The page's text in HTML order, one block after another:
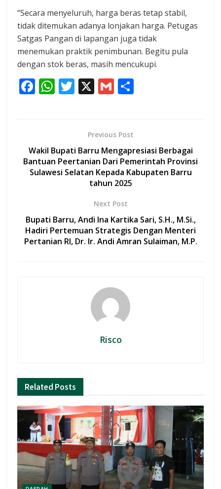
“Secara menyeluruh, harga beras tetap stabil,
tidak ditemukan adanya lonjakan harga. Petugas
Satgas Pangan di lapangan juga tidak
menemukan praktik penimbunan. Begitu pula
dengan stok beras, masih mencukupi.
F
o
o
k
W
A
p
p
T
er
X G
l
Previous Post
Wakil Bupati Barru Mengapresiasi Berbagai
Bantuan Peertanian Dari Pemerintah Provinsi
Sulawesi Selatan Kepada Kabupaten Barru
tahun 2025
Next Post
Bupati Barru, Andi Ina Kartika Sari, S.H., M.Si.,
Hadiri Pertemuan Strategis Dengan Menteri
Pertanian RI, Dr. Ir. Andi Amran Sulaiman, M.P.
Risco
Related Posts